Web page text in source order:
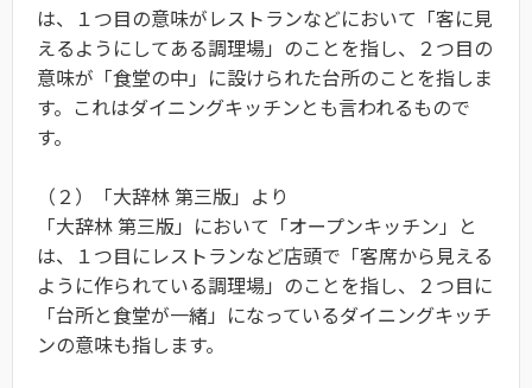
は、１つ目の意味がレストランなどにおいて「客に見
えるようにしてある調理場」のことを指し、２つ目の
意味が「食堂の中」に設けられた台所のことを指しま
す。これはダイニングキッチンとも言われるもので
す。
（２）「大辞林 第三版」より
「大辞林 第三版」において「オープンキッチン」と
は、１つ目にレストランなど店頭で「客席から見える
ように作られている調理場」のことを指し、２つ目に
「台所と食堂が一緒」になっているダイニングキッチ
ンの意味も指します。